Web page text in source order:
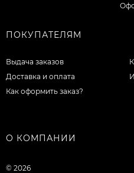
ПОКУПАТЕЛЯМ
Выдача заказов
Доставка и оплата
Как оформить заказ?
О КОМПАНИИ
© 2026